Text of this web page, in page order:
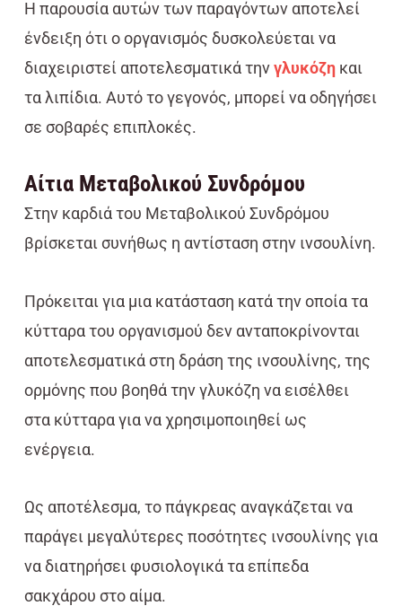
Η παρουσία αυτών των παραγόντων αποτελεί
ένδειξη ότι ο οργανισμός δυσκολεύεται να
διαχειριστεί αποτελεσματικά τηνγλυκόζηκαι
τα λιπίδια. Αυτό το γεγονός, μπορεί να οδηγήσει
σε σοβαρές επιπλοκές.
Aίτια Μεταβολικού Συνδρόμου
Στην καρδιά του Μεταβολικού Συνδρόμου
βρίσκεται συνήθως η αντίσταση στην ινσουλίνη.
Πρόκειται για μια κατάσταση κατά την οποία τα
κύτταρα του οργανισμού δεν ανταποκρίνονται
αποτελεσματικά στη δράση της ινσουλίνης, της
ορμόνης που βοηθά την γλυκόζη να εισέλθει
στα κύτταρα για να χρησιμοποιηθεί ως
ενέργεια.
Ως αποτέλεσμα, το πάγκρεας αναγκάζεται να
παράγει μεγαλύτερες ποσότητες ινσουλίνης για
να διατηρήσει φυσιολογικά τα επίπεδα
σακχάρου στο αίμα.